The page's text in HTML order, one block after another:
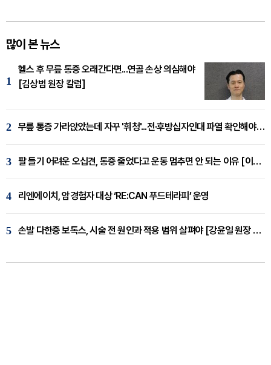
많이 본 뉴스
1
헬스 후 무릎 통증 오래간다면...연골 손상 의심해야
[김상범 원장 칼럼]
2 무릎 통증 가라앉았는데 자꾸 '휘청'...전·후방십자인대 파열 확인해야 [곽우경 원장 칼럼]
3 팔 들기 어려운 오십견, 통증 줄었다고 운동 멈추면 안 되는 이유 [이병욱 원장 칼럼]
4 리엔에이치, 암경험자 대상 ‘RE:CAN 푸드테라피’ 운영
5 손발 다한증 보톡스, 시술 전 원인과 적용 범위 살펴야 [강윤일 원장 칼럼]